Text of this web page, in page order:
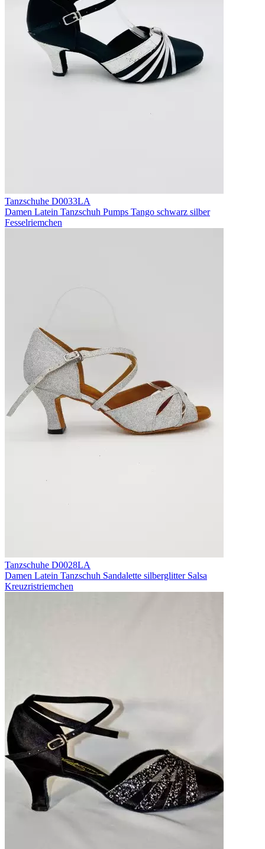
Tanzschuhe D0033LA
Damen Latein Tanzschuh Pumps Tango schwarz silber
Fesselriemchen
Tanzschuhe D0028LA
Damen Latein Tanzschuh Sandalette silberglitter Salsa
Kreuzristriemchen